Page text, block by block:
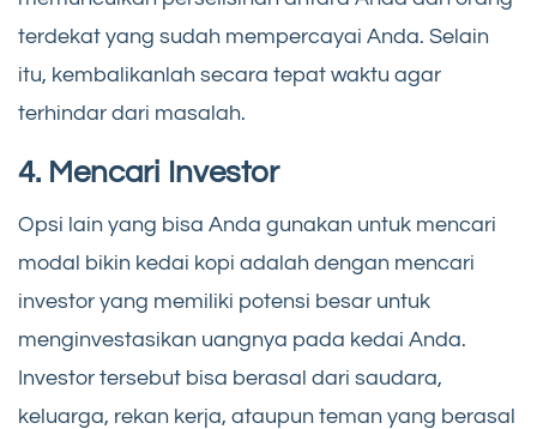
terdekat yang sudah mempercayai Anda. Selain
itu, kembalikanlah secara tepat waktu agar
terhindar dari masalah.
4. Mencari Investor
Opsi lain yang bisa Anda gunakan untuk mencari
modal bikin kedai kopi adalah dengan mencari
investor yang memiliki potensi besar untuk
menginvestasikan uangnya pada kedai Anda.
Investor tersebut bisa berasal dari saudara,
keluarga, rekan kerja, ataupun teman yang berasal